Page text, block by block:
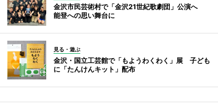
金沢市民芸術村で「金沢21世紀歌劇団」公演へ
能登への思い舞台に
見る・遊ぶ
金沢・国立工芸館で「もようわくわく」展 子ども
に「たんけんキット」配布